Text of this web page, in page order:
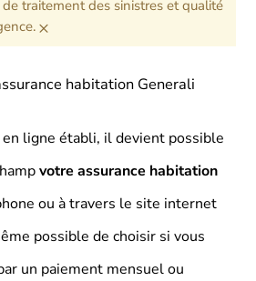
traitement des sinistres et qualité
×
habitation Generali
ligne établi, il devient possible
votre assurance habitation
ou à travers le site internet
possible de choisir si vous
un paiement mensuel ou